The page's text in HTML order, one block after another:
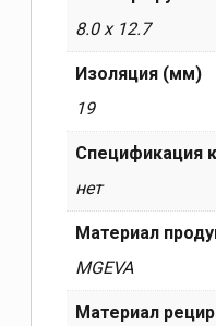
8.0 x 12.7
Изоляция (мм)
19
Спецификация
нет
Материал
MGEVA
Материал